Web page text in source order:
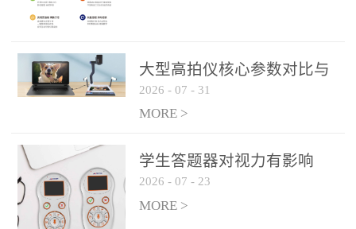
几步：打开软件、选择互
整个过程不超过 30 秒，完
美融入正常教学流程，避
免打断课堂连贯性。无论
点讲解互动，还是课后即
时反馈，QVote 都能灵活
适配不同教学环节需求，
让教师专注于教学内容本
大型高拍仪核心参数对比与
选购建议
2026 - 07 - 31
MORE >
学生答题器对视力有影响
吗？
2026 - 07 - 23
MORE >